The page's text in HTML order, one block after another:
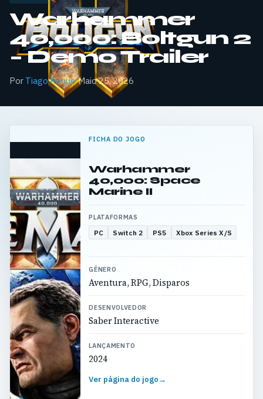
Warhammer
40,000: Boltgun 2
– Demo Trailer
Por Tiago Roque·Maio 25, 2026
FICHA DO JOGO
Warhammer
40,000: Space
Marine II
PLATAFORMAS
PC Switch 2 PS5 Xbox Series X/S
GÉNERO
Aventura, RPG, Disparos
DESENVOLVEDOR
Saber Interactive
LANÇAMENTO
2024
Ver página do jogo→